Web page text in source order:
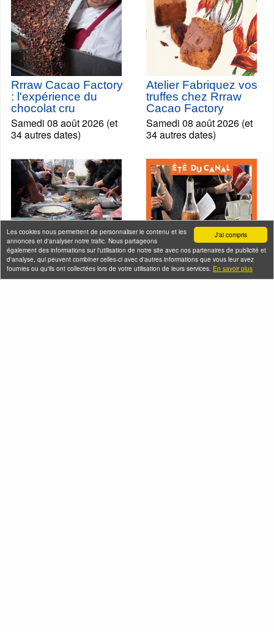
J'ai compris
Les cookies nous permettent de personnaliser le contenu et les
annonces et d'analyser notre trafic. Nous partageons
également des informations sur l'utilisation de notre site avec nos partenaires de publicité et
d'analyse, qui peuvent combiner celles-ci avec d'autres informations que vous leur avez
fournies ou qu'ils ont collectées lors de votre utilisation de leurs services. En savoir plus
Rrraw Cacao Factory
: l'expérience du
chocolat cru
Samedi 08 août 2026 (et
34 autres dates)
Atelier Fabriquez vos
truffes chez Rrraw
Cacao Factory
Samedi 08 août 2026 (et
34 autres dates)
En bateau de
Croisière dégustation